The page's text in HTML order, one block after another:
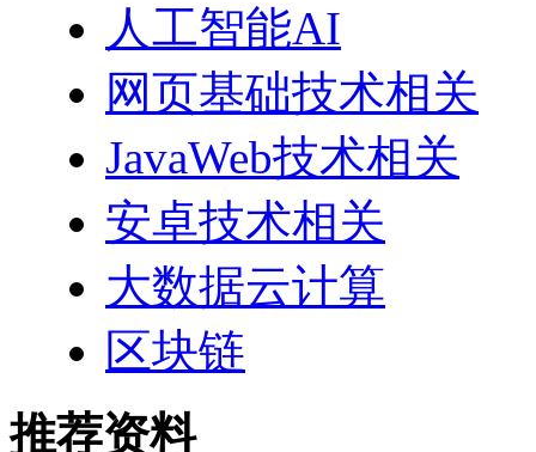
人工智能AI
网页基础技术相关
JavaWeb技术相关
安卓技术相关
大数据云计算
区块链
推荐资料